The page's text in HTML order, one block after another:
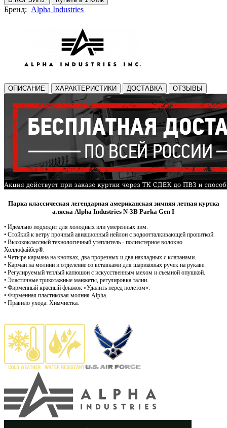
Бренд: Alpha Industries
ОПИСАНИЕ ХАРАКТЕРИСТИКИ ДОСТАВКА ОТЗЫВЫ
Парка классическая легендарная американская зимняя летная куртка
аляска Alpha Industries N-3B Parka Gen I
• Идеально подходит для холодных или умеренных зим.
• Стойкий к ветру прочный авиационный нейлон с водоотталкивающей пропиткой.
• Высококлассный технологичный утеплитель - полиэстерное волокно
Холлофайбер®.
• Четыре кармана на кнопках, два прорезных и два накладных с клапанами.
• Карман на молнии и отделение со вставками для шариковых ручек на рукаве.
• Регулируемый теплый капюшон с искусственным мехом и съемной опушкой.
• Эластичные трикотажные манжеты, регулировка талии.
• Фирменный красный флажок «Удалить перед полетом».
• Фирменная пластиковая молния Alpha.
• Правило ухода: Химчистка.